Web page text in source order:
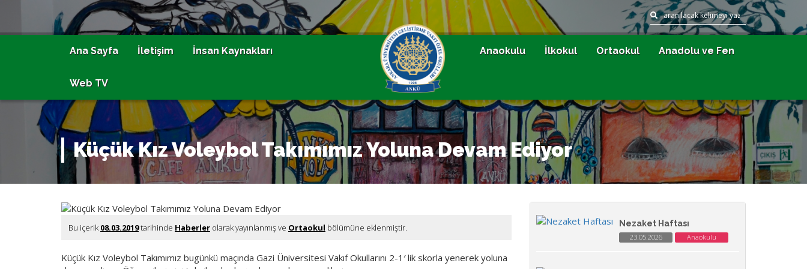
Ana Sayfa İletişim İnsan Kaynakları
Web TV
Anaokulu İlkokul Ortaokul Anadolu ve Fen
Küçük Kız Voleybol Takımımız Yoluna Devam Ediyor
Bu içerik08.03.2019tarihinde Haberler olarak yayınlanmış ve Ortaokul bölümüne eklenmiştir.
Küçük Kız Voleybol Takımımız bugünkü maçında Gazi Üniversitesi Vakıf Okullarını 2-1′ lik skorla yenerek yoluna
Nezaket Haftası
23.05.2026 Anaokulu